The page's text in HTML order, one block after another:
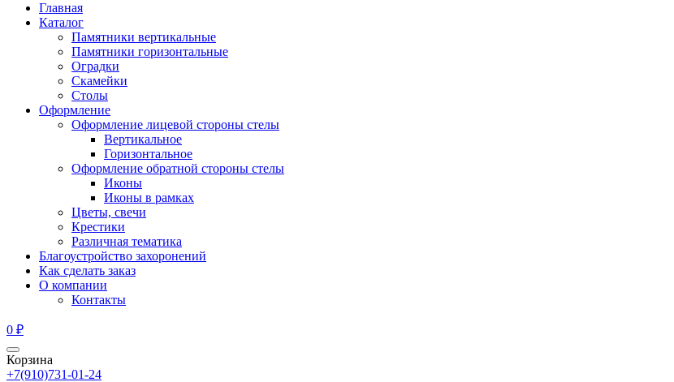
Главная
Каталог
Памятники вертикальные
Памятники горизонтальные
Оградки
Скамейки
Столы
Оформление
Оформление лицевой стороны стелы
Вертикальное
Горизонтальное
Оформление обратной стороны стелы
Иконы
Иконы в рамках
Цветы, свечи
Крестики
Различная тематика
Благоустройство захоронений
Как сделать заказ
О компании
Контакты
0 ₽
Корзина
+7(910)731-01-24